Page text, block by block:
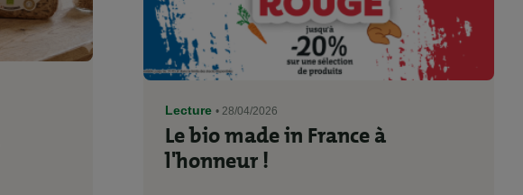
Lecture • 28/04/2026
Le bio made in France à
l'honneur !